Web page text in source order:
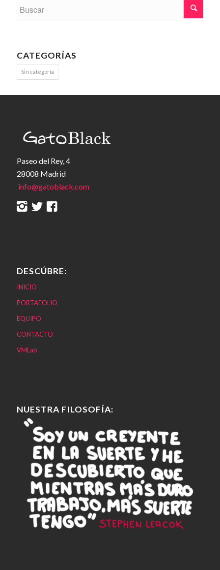
CATEGORÍAS
Sin categoría
Paseo del Rey, 4
28008 Madrid
info@gatoblack.com
DESCÚBRE:
INICIO
PORTAFOLIO
EQUIPO
CONTACTO
VMLab
NUESTRA FILOSOFÍA: